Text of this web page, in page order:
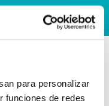
para personalizar
funciones de redes